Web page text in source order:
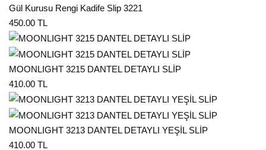
Gül Kurusu Rengi Kadife Slip 3221
450.00 TL
MOONLIGHT 3215 DANTEL DETAYLI SLİP
410.00 TL
MOONLIGHT 3213 DANTEL DETAYLI YEŞİL SLİP
410.00 TL